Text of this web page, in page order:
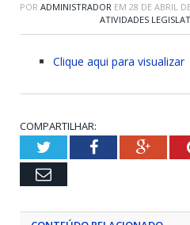
POR ADMINISTRADOR EM 28 DE ABRIL
ATIVIDADES
Clique aqui para visualizar
COMPARTILHAR:
TwitterFacebook
Email